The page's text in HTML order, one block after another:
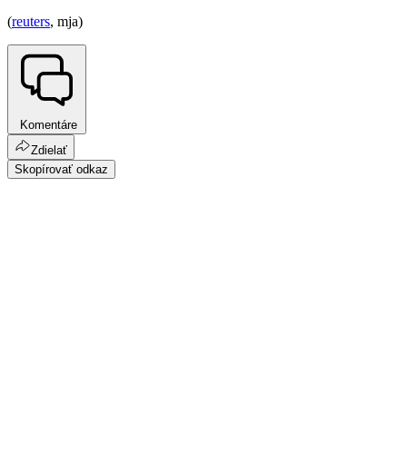
(reuters, mja)
Komentáre
Zdielať
Skopírovať odkaz